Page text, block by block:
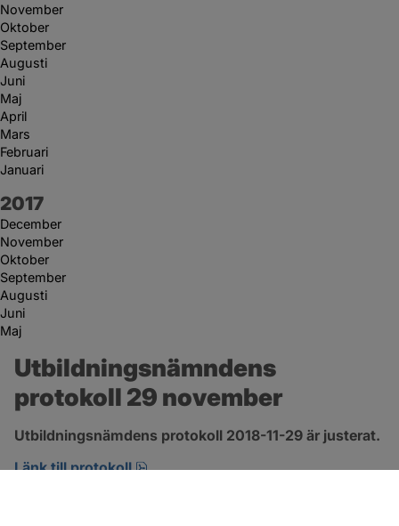
November
Oktober
September
Augusti
Juni
Maj
April
Mars
Februari
Januari
År:
2017
December
November
Oktober
September
Augusti
Juni
Maj
Utbildningsnämndens
protokoll 29 november
Utbildningsnämdens protokoll 2018-11-29 är justerat.
Länk till protokoll
pdf, 266.9 kB, öppnas i nytt fönster.